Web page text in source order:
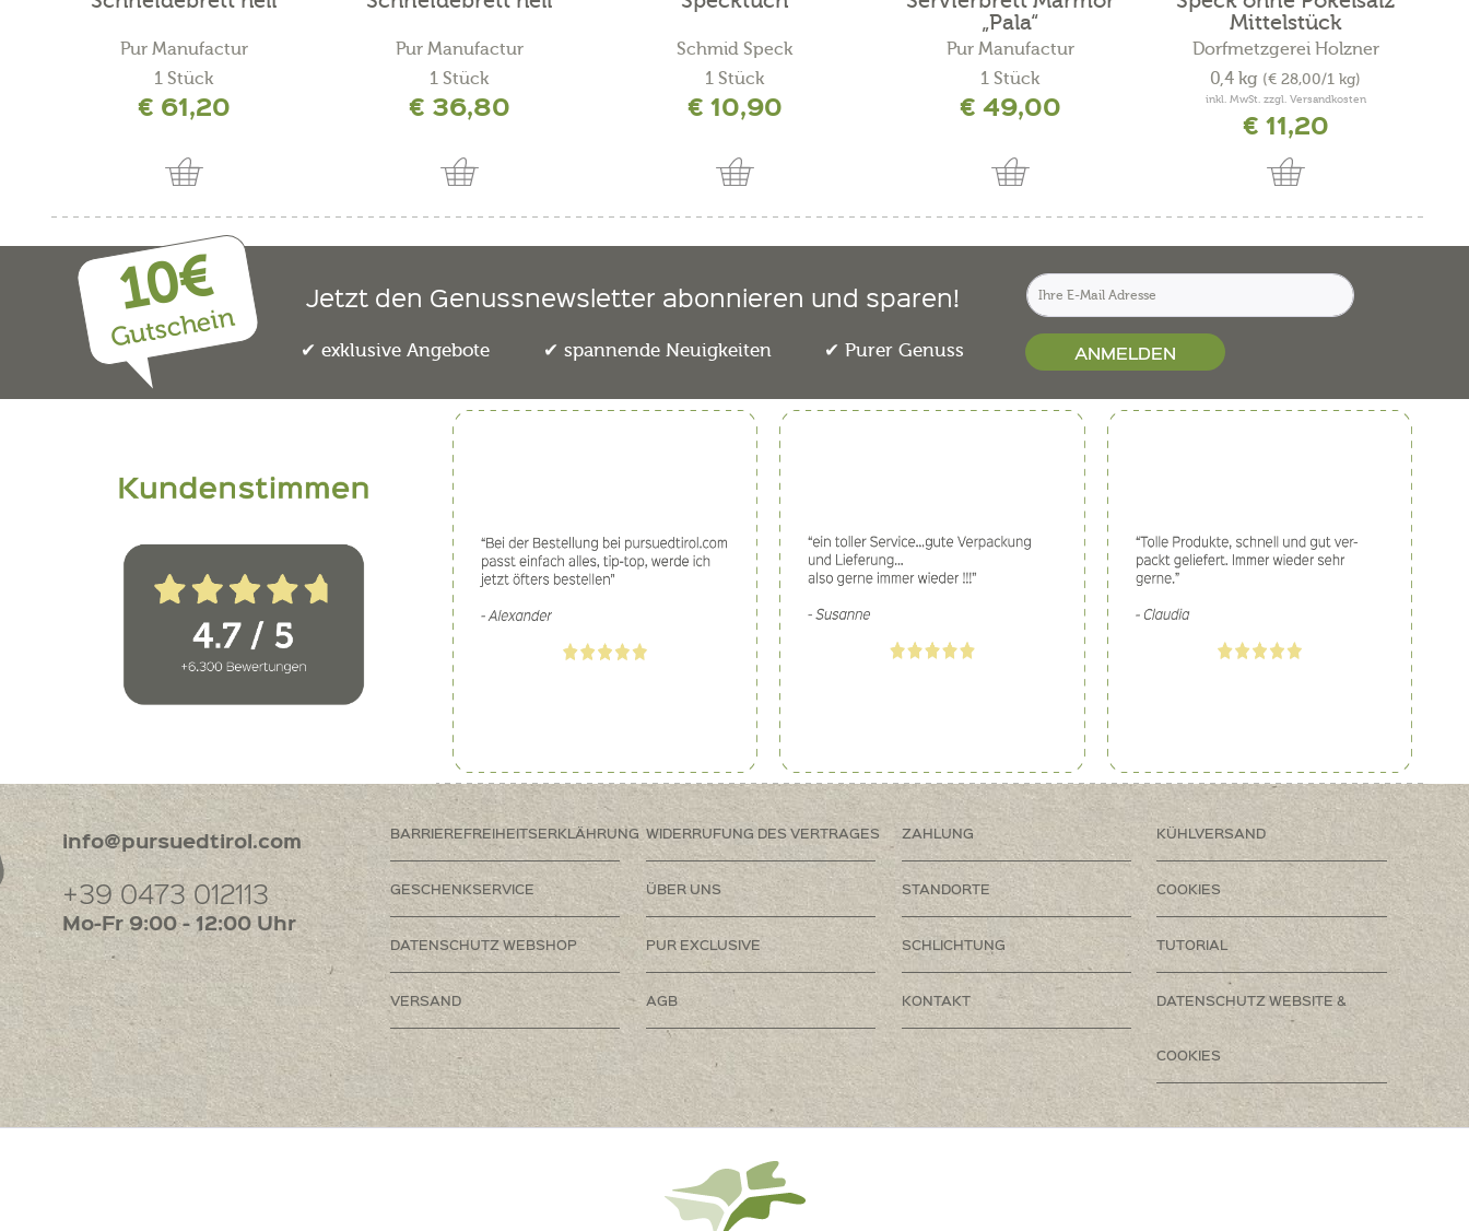
Pur Manufactur
1 Stück
€ 61,20
Pur Manufactur
1 Stück
€ 36,80
Schmid Speck
1 Stück
€ 10,90
„Pala“
Pur Manufactur
1 Stück
€ 49,00
Mittelstück
Dorfmetzgerei Holzner
0,4 kg (€ 28,00/1 kg)
inkl. MwSt. zzgl. Versandkosten
€ 11,20
10€
Gutschein
Jetzt den Genussnewsletter abonnieren und sparen!
exklusive Angebote spannende Neuigkeiten Purer Genuss ANMELDEN
info@pursuedtirol.com
+39 0473 012113
Mo-Fr 9:00 - 12:00 Uhr
BARRIEREFREIHEITSERKLÄHRUNG WIDERRUFUNG DES VERTRAGES ZAHLUNG KÜHLVERSAND
GESCHENKSERVICE ÜBER UNS STANDORTE COOKIES
DATENSCHUTZ WEBSHOP PUR EXCLUSIVE SCHLICHTUNG TUTORIAL
VERSAND AGB KONTAKT DATENSCHUTZ WEBSITE &
COOKIES